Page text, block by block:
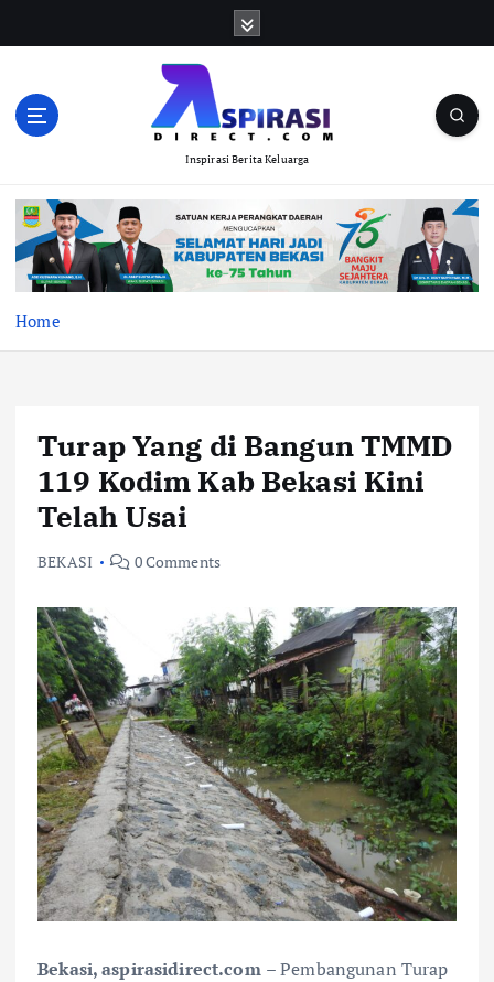
Inspirasi Berita Keluarga
Home
Turap Yang di Bangun TMMD
119 Kodim Kab Bekasi Kini
Telah Usai
BEKASI 0 Comments
Bekasi, aspirasidirect.com – Pembangunan Turap